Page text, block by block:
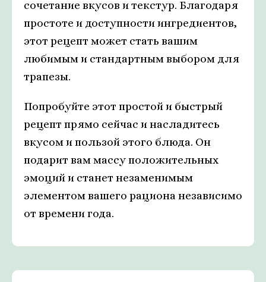
сочетание вкусов и текстур. Благодаря
простоте и доступности ингредиентов,
этот рецепт может стать вашим
любимым и стандартным выбором для
трапезы.
Попробуйте этот простой и быстрый
рецепт прямо сейчас и насладитесь
вкусом и пользой этого блюда. Он
подарит вам массу положительных
эмоций и станет незаменимым
элементом вашего рациона независимо
от времени года.